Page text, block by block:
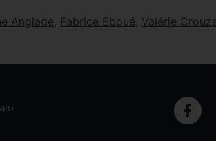
Anglade, Fabrice Eboué, Valérie